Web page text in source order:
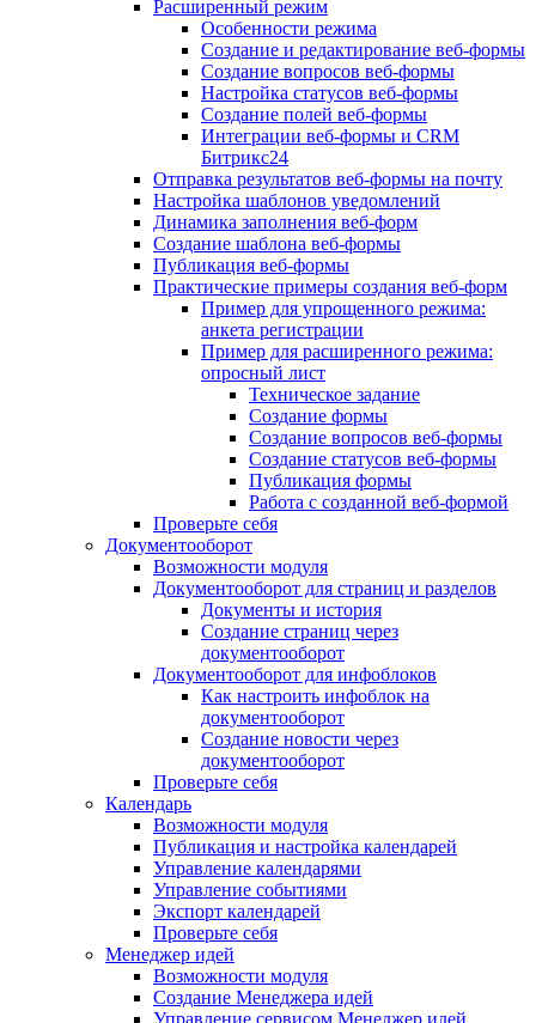
Расширенный режим
Особенности режима
Создание и редактирование веб-формы
Создание вопросов веб-формы
Настройка статусов веб-формы
Создание полей веб-формы
Интеграции веб-формы и CRM
Битрикс24
Отправка результатов веб-формы на почту
Настройка шаблонов уведомлений
Динамика заполнения веб-форм
Создание шаблона веб-формы
Публикация веб-формы
Практические примеры создания веб-форм
Пример для упрощенного режима:
анкета регистрации
Пример для расширенного режима:
опросный лист
Техническое задание
Создание формы
Создание вопросов веб-формы
Создание статусов веб-формы
Публикация формы
Работа с созданной веб-формой
Проверьте себя
Документооборот
Возможности модуля
Документооборот для страниц и разделов
Документы и история
Создание страниц через
документооборот
Документооборот для инфоблоков
Как настроить инфоблок на
документооборот
Создание новости через
документооборот
Проверьте себя
Календарь
Возможности модуля
Публикация и настройка календарей
Управление календарями
Управление событиями
Экспорт календарей
Проверьте себя
Менеджер идей
Возможности модуля
Создание Менеджера идей
Управление сервисом Менеджер идей